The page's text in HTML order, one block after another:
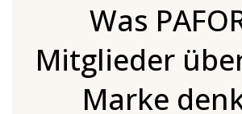
Was
Mitglieder
Marke